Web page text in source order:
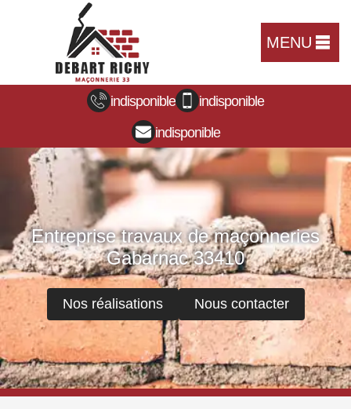
MENU
indisponible
indisponible
indisponible
Entreprise travaux de maçonneries
Gabarnac 33410
Nos réalisations Nous contacter